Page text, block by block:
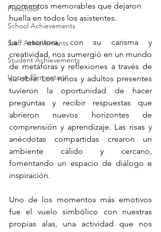
Preschool
School Achievements
Staff Achievements
Student Achievements
Upper Elementary
momentos memorables que dejaron
huella en todos los asistentes.
La escritora, con su carisma y
creatividad, nos sumergió en un mundo
de metáforas y reflexiones a través de
su obra. Los niños y adultos presentes
tuvieron la oportunidad de hacer
preguntas y recibir respuestas que
abrieron nuevos horizontes de
comprensión y aprendizaje. Las risas y
anécdotas compartidas crearon un
ambiente cálido y cercano,
fomentando un espacio de diálogo e
inspiración.
Uno de los momentos más emotivos
fue el vuelo simbólico con nuestras
propias alas, una actividad que nos